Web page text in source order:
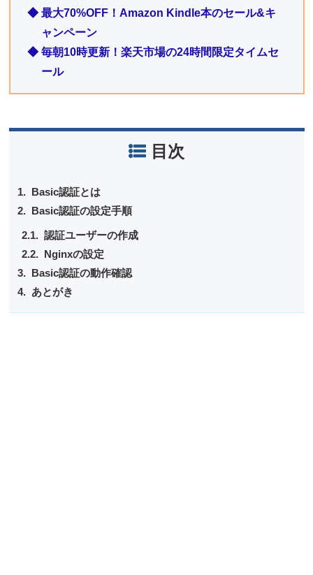
◆ 最大70%OFF！Amazon Kindle本のセール&キ
ャンペーン
◆ 毎朝10時更新！楽天市場の24時間限定タイムセ
ール
目次
Basic認証とは
Basic認証の設定手順
認証ユーザーの作成
Nginxの設定
Basic認証の動作確認
あとがき